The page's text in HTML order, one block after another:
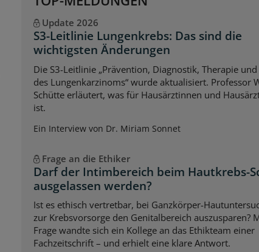
Update 2026
S3-Leitlinie Lungenkrebs: Das sind die
wichtigsten Änderungen
Die S3-Leitlinie „Prävention, Diagnostik, Therapie
des Lungenkarzinoms“ wurde aktualisiert. Professor
Schütte erläutert, was für Hausärztinnen und
ist.
Ein Interview von Dr. Miriam Sonnet
Frage an die Ethiker
Darf der Intimbereich beim Hautkrebs-
ausgelassen werden?
Ist es ethisch vertretbar, bei Ganzkörper-
zur Krebsvorsorge den Genitalbereich auszusparen?
Frage wandte sich ein Kollege an das Ethikteam einer
Fachzeitschrift – und erhielt eine klare Antwort.